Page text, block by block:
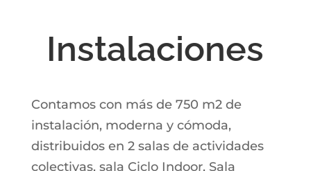
Instalaciones
Contamos con más de 750 m2 de
instalación, moderna y cómoda,
distribuidos en 2 salas de actividades
colectivas, sala Ciclo Indoor, Sala